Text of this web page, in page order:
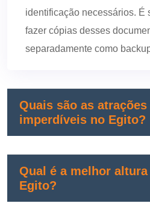
identificação necessários. É
fazer cópias desses
separadamente como
Quais são as
imperdíveis no Egito?
Qual é a melhor
Egito?